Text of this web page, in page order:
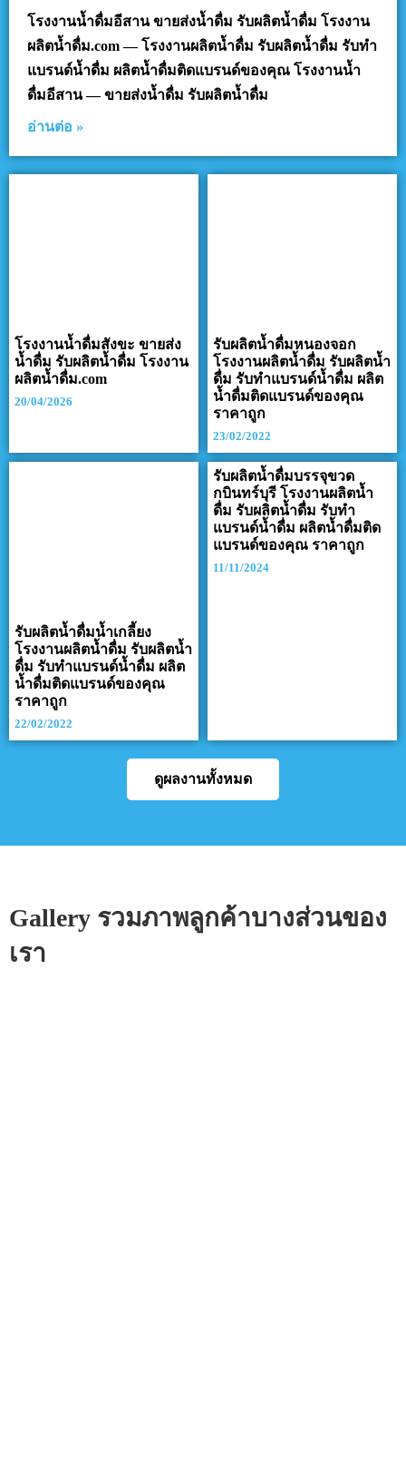
โรงงานน้ำดื่มอีสาน ขายส่งน้ำดื่ม รับผลิตน้ำดื่ม โรงงาน
ผลิตน้ำดื่ม.com — โรงงานผลิตน้ำดื่ม รับผลิตน้ำดื่ม รับทำ
แบรนด์น้ำดื่ม ผลิตน้ำดื่มติดแบรนด์ของคุณ โรงงานน้ำ
ดื่มอีสาน — ขายส่งน้ำดื่ม รับผลิตน้ำดื่ม
อ่านต่อ »
โรงงานน้ำดื่มสังขะ ขายส่ง
น้ำดื่ม รับผลิตน้ำดื่ม โรงงาน
ผลิตน้ำดื่ม.com
20/04/2026
รับผลิตน้ำดื่มหนองจอก
โรงงานผลิตน้ำดื่ม รับผลิตน้ำ
ดื่ม รับทำแบรนด์น้ำดื่ม ผลิต
น้ำดื่มติดแบรนด์ของคุณ
ราคาถูก
23/02/2022
รับผลิตน้ำดื่มน้ำเกลี้ยง
โรงงานผลิตน้ำดื่ม รับผลิตน้ำ
ดื่ม รับทำแบรนด์น้ำดื่ม ผลิต
น้ำดื่มติดแบรนด์ของคุณ
ราคาถูก
22/02/2022
รับผลิตน้ำดื่มบรรจุขวด
กบินทร์บุรี โรงงานผลิตน้ำ
ดื่ม รับผลิตน้ำดื่ม รับทำ
แบรนด์น้ำดื่ม ผลิตน้ำดื่มติด
แบรนด์ของคุณ ราคาถูก
11/11/2024
ดูผลงานทั้งหมด
Gallery รวมภาพลูกค้าบางส่วนของ
เรา